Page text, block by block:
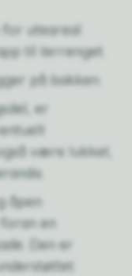
uteareal
til terrenget.
på bakken.
er
være lukket,
åpen
en
Den er